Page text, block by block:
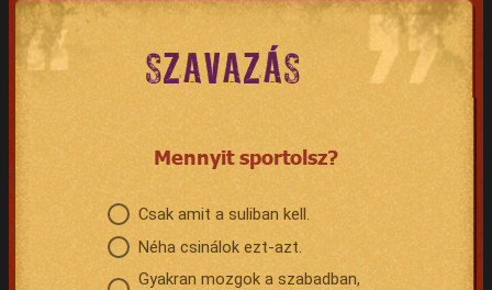
SZAVAZÁS
Mennyit sportolsz?
Csak amit a suliban kell.
Néha csinálok ezt-azt.
Gyakran mozgok a szabadban,